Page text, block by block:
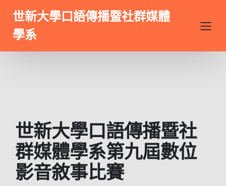
世新大學口語傳播暨社群媒體
學系
世新大學口語傳播暨社
群媒體學系第九屆數位
影音敘事比賽